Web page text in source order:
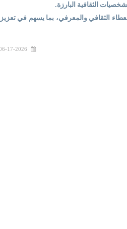
الثقافية البارزة.
الثقافي والمعرفي، بما يسهم في